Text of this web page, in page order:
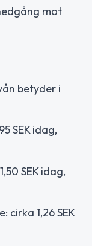
mot
betyder i
SEK idag,
SEK idag,
cirka 1,26 SEK